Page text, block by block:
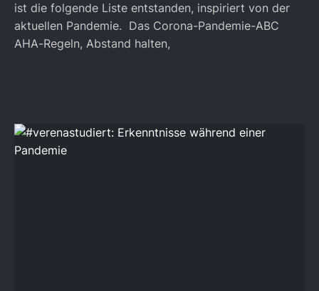
ist die folgende Liste entstanden, inspiriert von der
aktuellen Pandemie. Das Corona-Pandemie-ABC
AHA-Regeln, Abstand halten,